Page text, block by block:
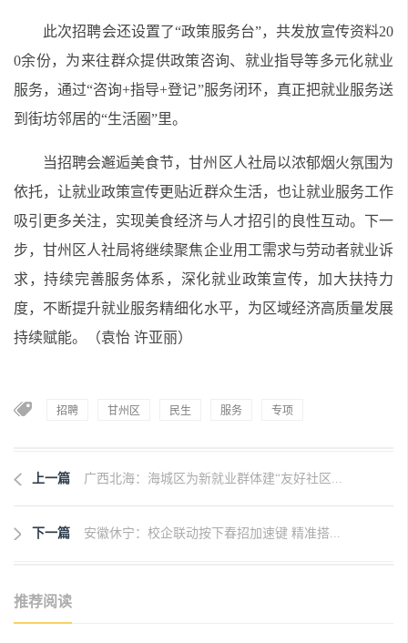
此次招聘会还设置了“政策服务台”，共发放宣传资料20
0余份，为来往群众提供政策咨询、就业指导等多元化就业
服务，通过“咨询+指导+登记”服务闭环，真正把就业服务送
到街坊邻居的“生活圈”里。
当招聘会邂逅美食节，甘州区人社局以浓郁烟火氛围为
依托，让就业政策宣传更贴近群众生活，也让就业服务工作
吸引更多关注，实现美食经济与人才招引的良性互动。下一
步，甘州区人社局将继续聚焦企业用工需求与劳动者就业诉
求，持续完善服务体系，深化就业政策宣传，加大扶持力
度，不断提升就业服务精细化水平，为区域经济高质量发展
持续赋能。（袁怡 许亚丽）
招聘 甘州区 民生 服务 专项
上一篇 广西北海：海城区为新就业群体建“友好社区...
下一篇 安徽休宁：校企联动按下春招加速键 精准搭...
推荐阅读